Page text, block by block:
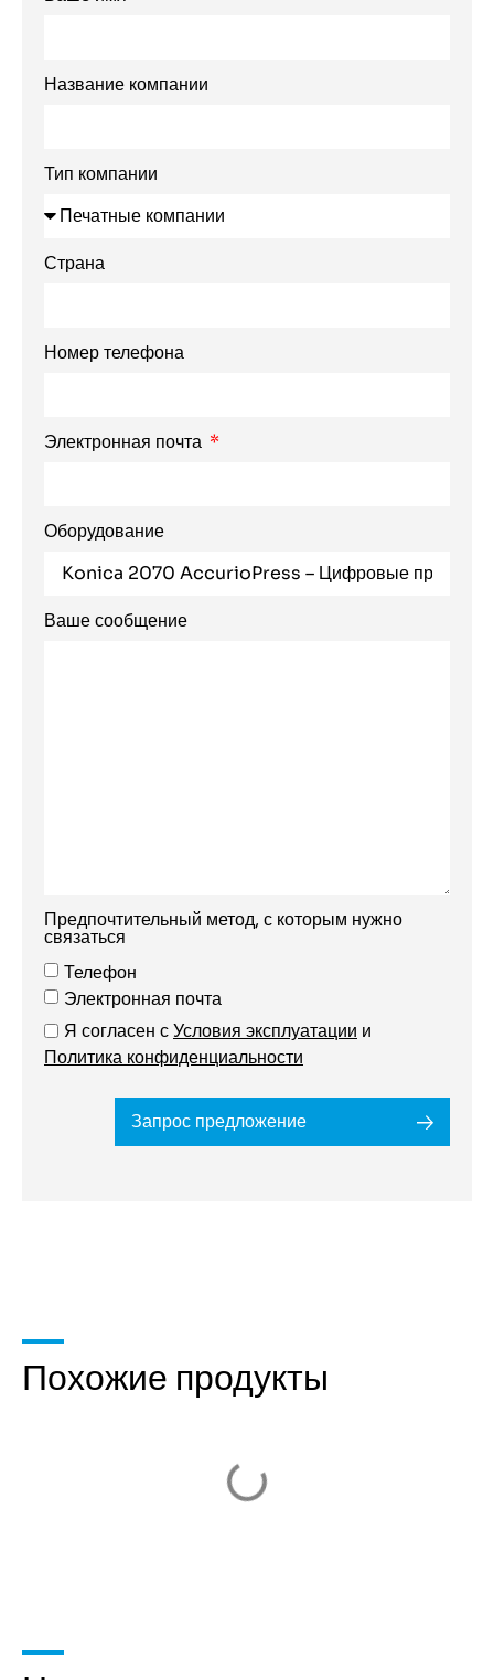
Название компании
Тип компании
Страна
Номер телефона
Электронная почта
Оборудование
Ваше сообщение
Предпочтительный метод, с которым нужно
связаться
Телефон
Электронная почта
Я согласен сУсловия эксплуатации и
Политика конфиденциальности
Запрос предложение
Похожие продукты